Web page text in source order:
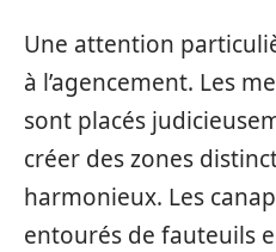
Une attention
à l’agencement. Les
sont placés
créer des zones
harmonieux. Les
entourés de fauteuils